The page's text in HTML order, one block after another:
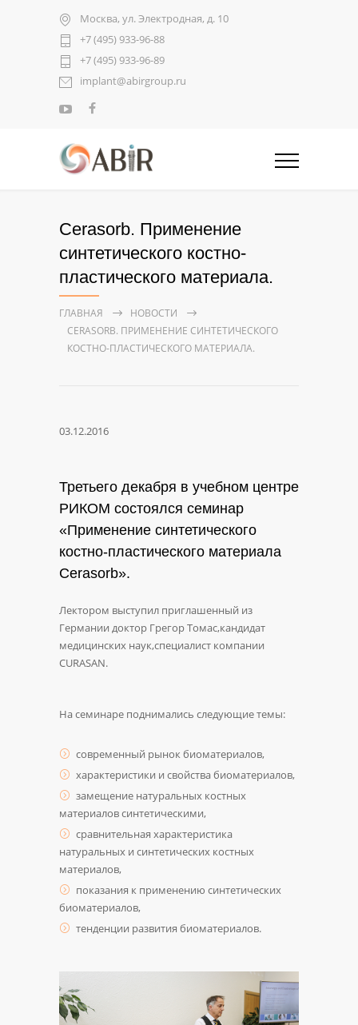
Москва, ул. Электродная, д. 10
+7 (495) 933-96-88
+7 (495) 933-96-89
implant@abirgroup.ru
Cerasorb. Применение
синтетического костно-
пластического материала.
ГЛАВНАЯ
НОВОСТИ
CERASORB. ПРИМЕНЕНИЕ СИНТЕТИЧЕСКОГО
КОСТНО-ПЛАСТИЧЕСКОГО МАТЕРИАЛА.
03.12.2016
Третьего декабря в учебном центре
РИКОМ состоялся семинар
«Применение синтетического
костно-пластического материала
Cerasorb».
Лектором выступил приглашенный из
Германии доктор Грегор Томас,кандидат
медицинских наук,специалист компании
CURASAN.
На семинаре поднимались следующие темы:
современный рынок биоматериалов,
характеристики и свойства биоматериалов,
замещение натуральных костных
материалов синтетическими,
сравнительная характеристика
натуральных и синтетических костных
материалов,
показания к применению синтетических
биоматериалов,
тенденции развития биоматериалов.